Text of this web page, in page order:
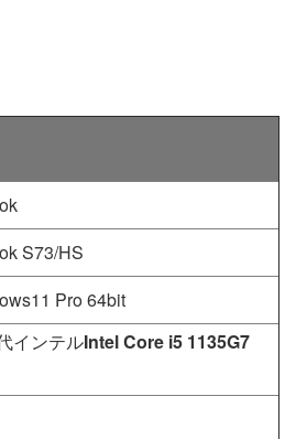
S73/HS
Pro 64bit
インテルIntel Core i5 1135G7